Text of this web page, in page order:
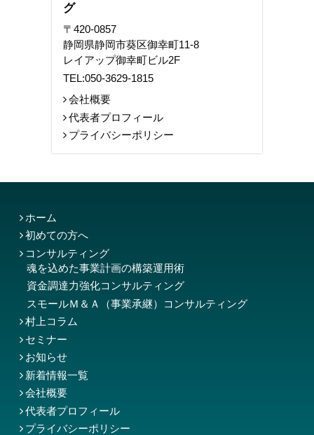
グ
〒420-0857
静岡県静岡市葵区御幸町11-8
レイアップ御幸町ビル2F
TEL:050-3629-1815
会社概要
代表者プロフィール
プライバシーポリシー
ホーム
初めての方へ
コンサルティング
魂を込めた事業計画の構築運用術
資金調達力強化コンサルティング
スモールＭ＆Ａ（事業承継）コンサルティング
村上コラム
セミナー
お知らせ
新着情報一覧
会社概要
代表者プロフィール
プライバシーポリシー